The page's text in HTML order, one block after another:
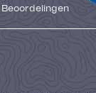
Beoordelingen